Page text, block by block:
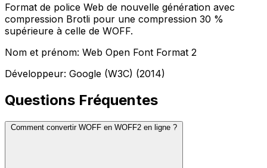
Format de police Web de nouvelle génération avec
compression Brotli pour une compression 30 %
supérieure à celle de WOFF.
Nom et prénom: Web Open Font Format 2
Développeur: Google (W3C) (2014)
Questions Fréquentes
Comment convertir WOFF en WOFF2 en ligne ?